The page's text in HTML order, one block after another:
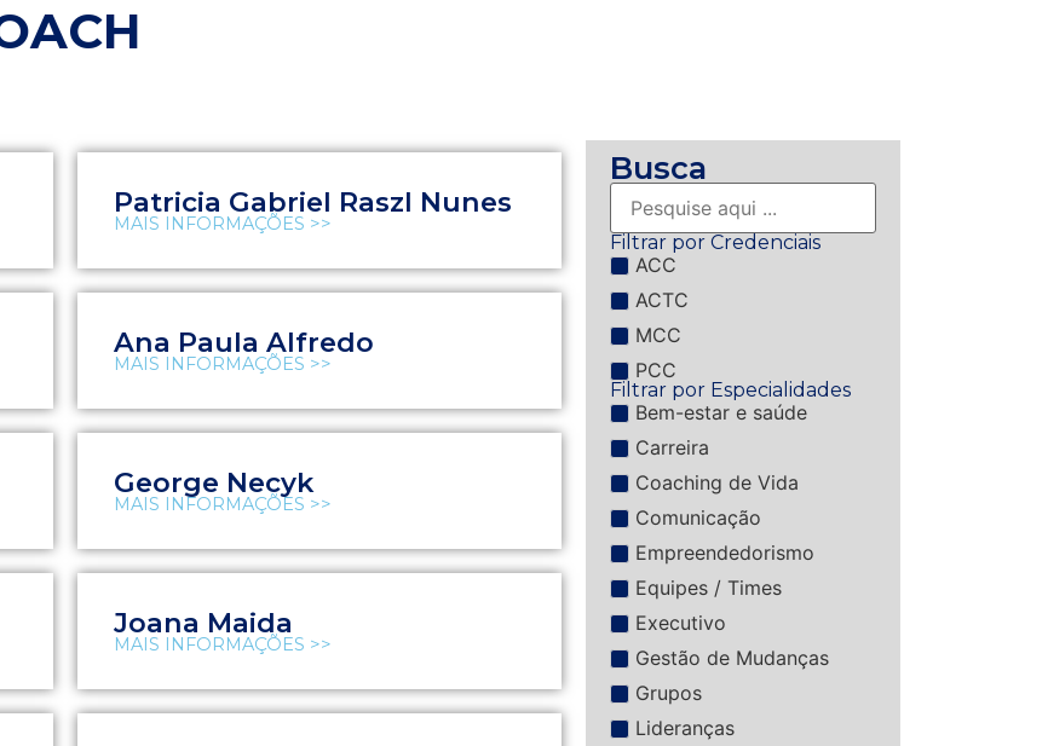
Patricia Gabriel Raszl Nunes
MAIS INFORMAÇÕES >>
Ana Paula Alfredo
MAIS INFORMAÇÕES >>
George Necyk
MAIS INFORMAÇÕES >>
Joana Maida
MAIS INFORMAÇÕES >>
Busca
Filtrar por Credenciais
ACC
ACTC
MCC
PCC
Filtrar por Especialidades
Bem-estar e saúde
Carreira
Coaching de Vida
Comunicação
Empreendedorismo
Equipes / Times
Executivo
Gestão de Mudanças
Grupos
Lideranças